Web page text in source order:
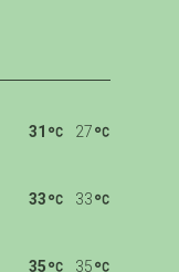
27
31
33
33
35
35